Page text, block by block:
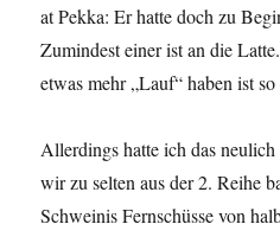
at Pekka: Er hatte doch zu
Zumindest einer ist an die
etwas mehr „Lauf“ haben ist
Allerdings hatte ich das neulich
wir zu selten aus der 2. Reihe
Schweinis Fernschüsse von